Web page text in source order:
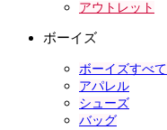
アウトレット
ボーイズ
ボーイズすべて
アパレル
シューズ
バッグ